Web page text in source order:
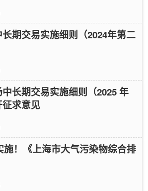
期交易实施细则（2024年第二
中长期交易实施细则（2025 年
求意见
施！《上海市大气污染物综合排